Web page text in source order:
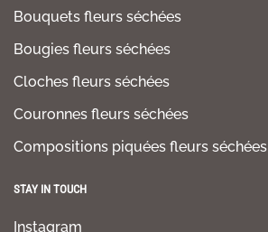
Bouquets fleurs séchées
Bougies fleurs séchées
Cloches fleurs séchées
Couronnes fleurs séchées
Compositions piquées fleurs séchées
STAY IN TOUCH
Instagram